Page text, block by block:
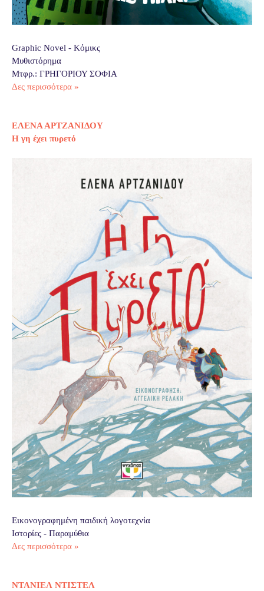
Graphic Novel - Κόμικς
Μυθιστόρημα
Μτφρ.: ΓΡΗΓΟΡΙΟΥ ΣΟΦΙΑ
Δες περισσότερα »
ΕΛΕΝΑ ΑΡΤΖΑΝΙΔΟΥ
Η γη έχει πυρετό
Εικονογραφημένη παιδική λογοτεχνία
Ιστορίες - Παραμύθια
Δες περισσότερα »
ΝΤΑΝΙΕΛ ΝΤΙΣΤΕΛ